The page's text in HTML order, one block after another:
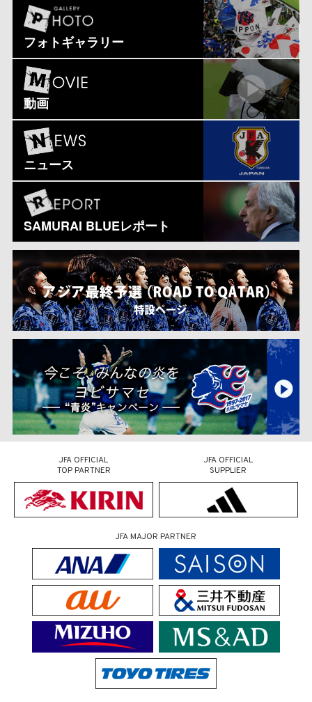
フォトギャラリー
動画
ニュース
SAMURAI BLUEレポート
JFA OFFICIAL
TOP PARTNER
JFA OFFICIAL
SUPPLIER
JFA MAJOR PARTNER